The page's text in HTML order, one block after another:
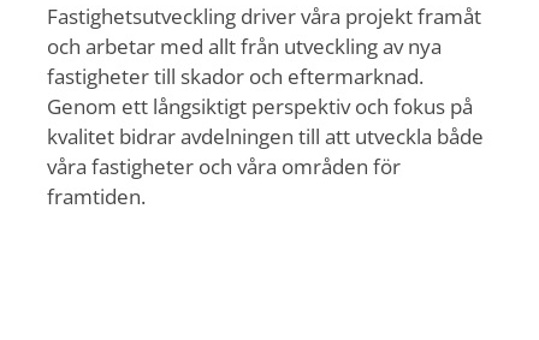
Fastighetsutveckling driver våra projekt framåt
och arbetar med allt från utveckling av nya
fastigheter till skador och eftermarknad.
Genom ett långsiktigt perspektiv och fokus på
kvalitet bidrar avdelningen till att utveckla både
våra fastigheter och våra områden för
framtiden.